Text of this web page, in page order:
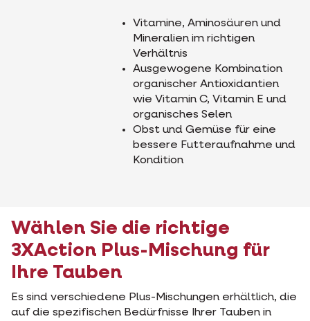
Vitamine, Aminosäuren und
Mineralien im richtigen
Verhältnis
Ausgewogene Kombination
organischer Antioxidantien
wie Vitamin C, Vitamin E und
organisches Selen
Obst und Gemüse für eine
bessere Futteraufnahme und
Kondition
Wählen Sie die richtige
3XAction Plus-Mischung für
Ihre Tauben
Es sind verschiedene Plus-Mischungen erhältlich, die
auf die spezifischen Bedürfnisse Ihrer Tauben in